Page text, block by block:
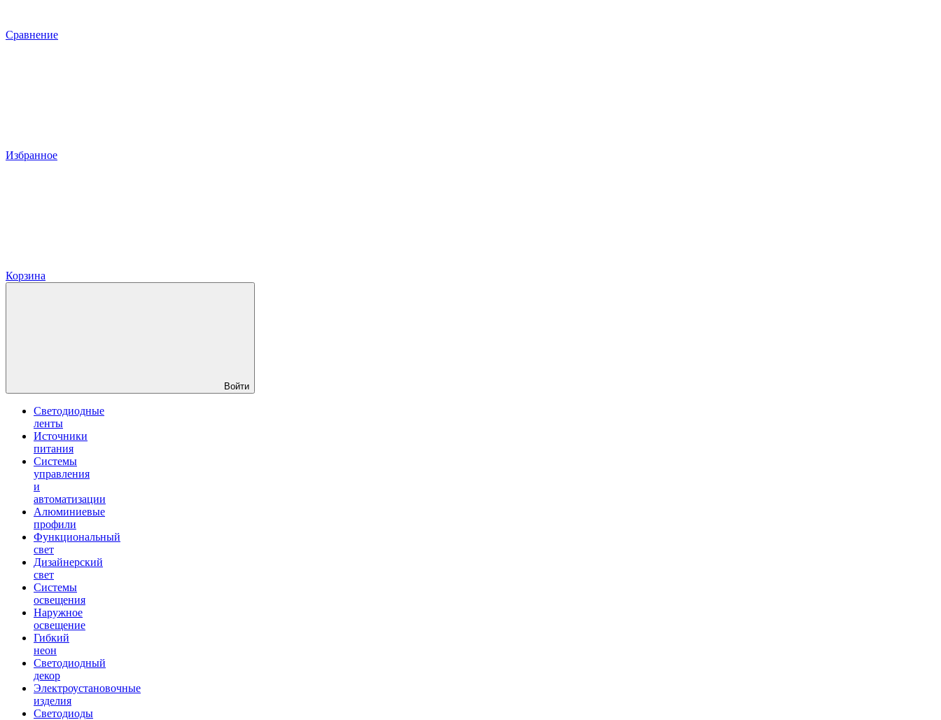
Сравнение
Избранное
Корзина
Войти
Светодиодные
ленты
Источники
питания
Системы
управления
и
автоматизации
Алюминиевые
профили
Функциональный
свет
Дизайнерский
свет
Системы
освещения
Наружное
освещение
Гибкий
неон
Светодиодный
декор
Электроустановочные
изделия
Светодиоды